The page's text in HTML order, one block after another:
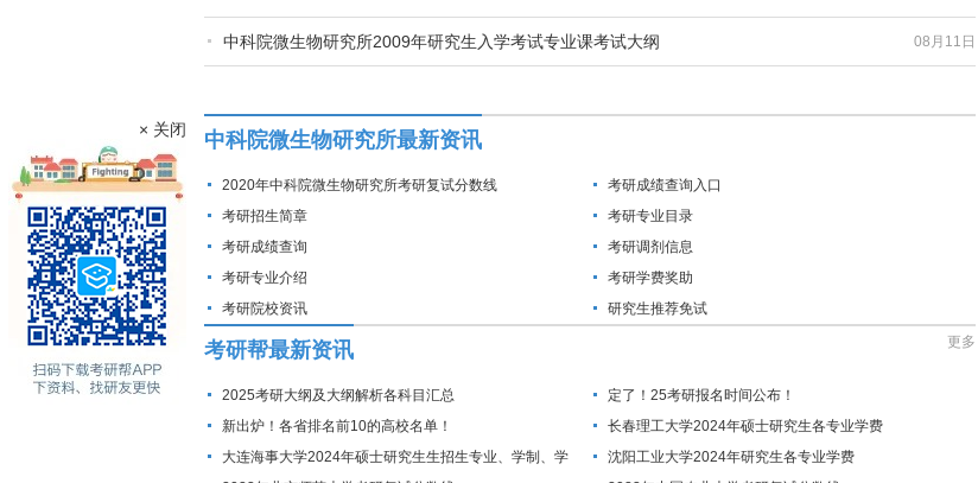
08月11日
中科院微生物研究所2009年研究生入学考试专业课考试大纲
中科院微生物研究所最新资讯
2020年中科院微生物研究所考研复试分数线
考研成绩查询入口
考研招生简章
考研专业目录
考研成绩查询
考研调剂信息
考研专业介绍
考研学费奖助
考研院校资讯
研究生推荐免试
考研帮最新资讯 更多
2025考研大纲及大纲解析各科目汇总
定了！25考研报名时间公布！
新出炉！各省排名前10的高校名单！
长春理工大学2024年硕士研究生各专业学费
大连海事大学2024年硕士研究生生招生专业、学制、学
沈阳工业大学2024年研究生各专业学费
× 关闭